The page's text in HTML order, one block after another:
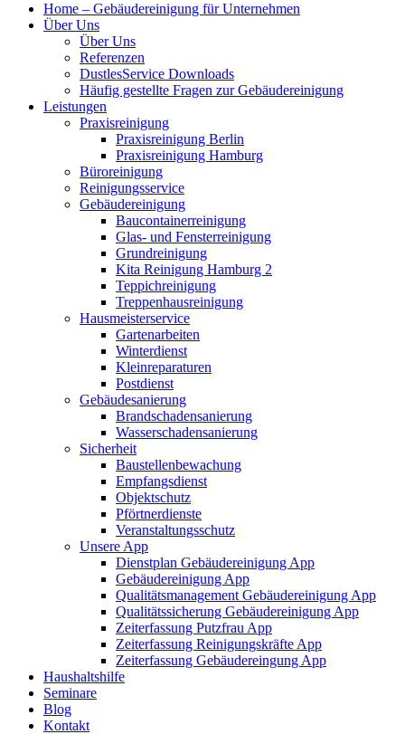
Home – Gebäudereinigung für Unternehmen
Über Uns
Über Uns
Referenzen
DustlesService Downloads
Häufig gestellte Fragen zur Gebäudereinigung
Leistungen
Praxisreinigung
Praxisreinigung Berlin
Praxisreinigung Hamburg
Büroreinigung
Reinigungsservice
Gebäudereinigung
Baucontainerreinigung
Glas- und Fensterreinigung
Grundreinigung
Kita Reinigung Hamburg 2
Teppichreinigung
Treppenhausreinigung
Hausmeisterservice
Gartenarbeiten
Winterdienst
Kleinreparaturen
Postdienst
Gebäudesanierung
Brandschadensanierung
Wasserschadensanierung
Sicherheit
Baustellenbewachung
Empfangsdienst
Objektschutz
Pförtnerdienste
Veranstaltungsschutz
Unsere App
Dienstplan Gebäudereinigung App
Gebäudereinigung App
Qualitätsmanagement Gebäudereinigung App
Qualitätssicherung Gebäudereinigung App
Zeiterfassung Putzfrau App
Zeiterfassung Reinigungskräfte App
Zeiterfassung Gebäudereingung App
Haushaltshilfe
Seminare
Blog
Kontakt